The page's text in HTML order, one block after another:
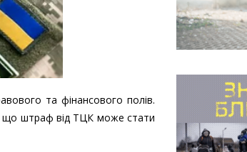
та фінансового полів.
що штраф від ТЦК може стати